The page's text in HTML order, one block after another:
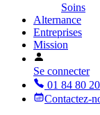
Soins
Alternance
Entreprises
Mission
Se connecter
01 84 80
Contactez-